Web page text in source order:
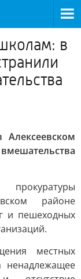
в
прокуратуры
районе
и пешеходных
местных
ненадлежащее